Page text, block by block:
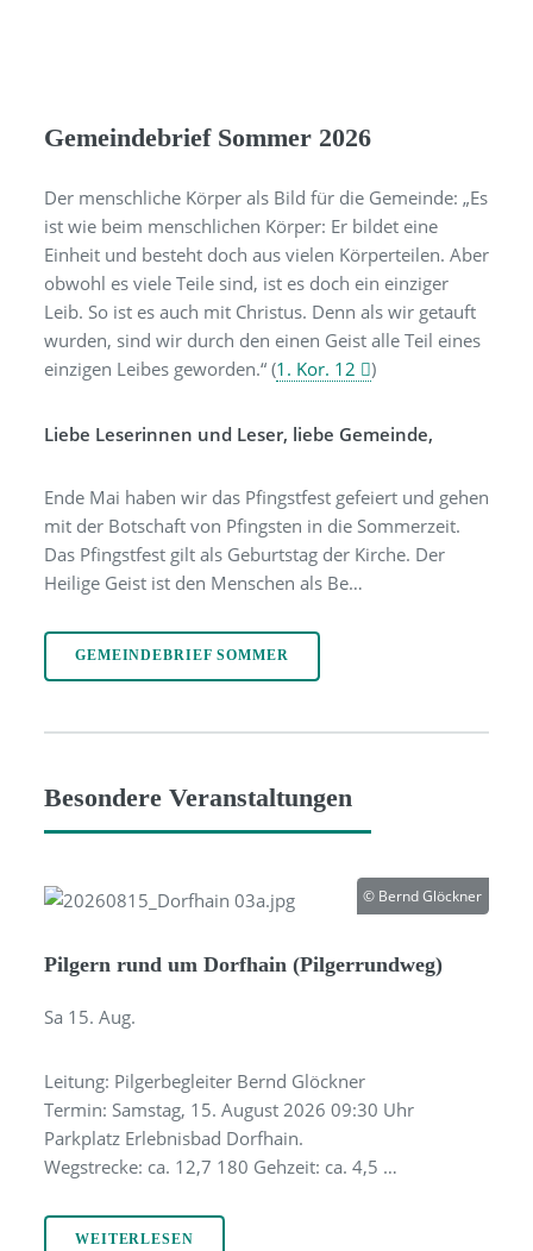
Gemeindebrief Sommer 2026
Der menschliche Körper als Bild für die Gemeinde: „Es
ist wie beim menschlichen Körper: Er bildet eine
Einheit und besteht doch aus vielen Körperteilen. Aber
obwohl es viele Teile sind, ist es doch ein einziger
Leib. So ist es auch mit Christus. Denn als wir getauft
wurden, sind wir durch den einen Geist alle Teil eines
einzigen Leibes geworden.“ (1. Kor. 12 )
Liebe Leserinnen und Leser, liebe Gemeinde,
Ende Mai haben wir das Pfingstfest gefeiert und gehen
mit der Botschaft von Pfingsten in die Sommerzeit.
Das Pfingstfest gilt als Geburtstag der Kirche. Der
Heilige Geist ist den Menschen als Be…
GEMEINDEBRIEF SOMMER
Besondere Veranstaltungen
© Bernd Glöckner
Pilgern rund um Dorfhain (Pilgerrundweg)
Sa 15. Aug.
Leitung: Pilgerbegleiter Bernd Glöckner
Termin: Samstag, 15. August 2026 09:30 Uhr
Parkplatz Erlebnisbad Dorfhain.
Wegstrecke: ca. 12,7 180 Gehzeit: ca. 4,5 …
WEITERLESEN